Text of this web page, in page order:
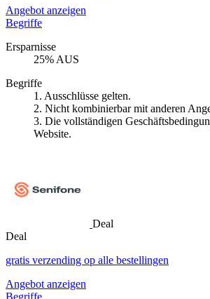
Angebot anzeigen
Begriffe
Ersparnisse
25% AUS
Begriffe
1. Ausschlüsse gelten.
2. Nicht kombinierbar mit anderen
3. Die vollständigen
Website.
Deal
Deal
gratis verzending op alle bestellingen
Angebot anzeigen
Begriffe